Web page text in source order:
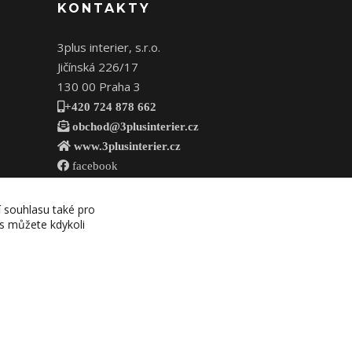
KONTAKTY
3plus interier, s.r.o.
Jičínská 226/17
130 00 Praha 3
+420 724 878 662
obchod@3plusinterier.cz
www.3plusinterier.cz
facebook
také pro
můžete kdykoli